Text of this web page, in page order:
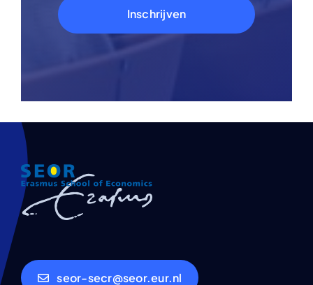
Inschrijven
seor-secr@seor.eur.nl